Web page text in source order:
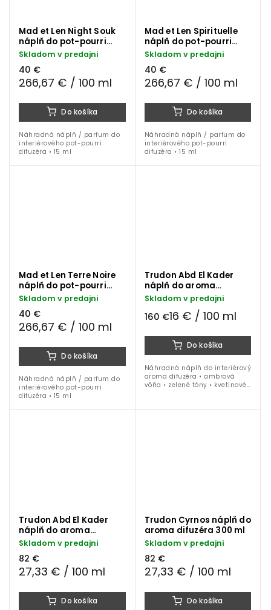
Mad et Len Night Souk
náplň do pot-pourri
difuzéra 15 ml
Skladom v predajni
40 €
266,67 € / 100 ml
Do košíka
Náhradná náplň / parfum do
interiérového pot-pourri
difuzéra • 15 ml
Mad et Len Spirituelle
náplň do pot-pourri
difuzéra 15 ml
Skladom v predajni
40 €
266,67 € / 100 ml
Do košíka
Náhradná náplň / parfum do
interiérového pot-pourri
difuzéra • 15 ml
Mad et Len Terre Noire
náplň do pot-pourri
difuzéra 15 ml
Skladom v predajni
40 €
266,67 € / 100 ml
Do košíka
Náhradná náplň / parfum do
interiérového pot-pourri
difuzéra • 15 ml
Trudon Abd El Kader
náplň do aroma
difuzéra 1000 ml
Skladom v predajni
160 €16 € / 100 ml
Do košíka
Náhradná náplň do interiérový
aroma difuzéra • ambrová
vôňa • zelené tóny • kvetinové
Trudon Abd El Kader
náplň do aroma
difuzéra 300 ml
Skladom v predajni
82 €
27,33 € / 100 ml
Do košíka
Trudon Cyrnos náplň do
aroma difuzéra 300 ml
Skladom v predajni
82 €
27,33 € / 100 ml
Do košíka